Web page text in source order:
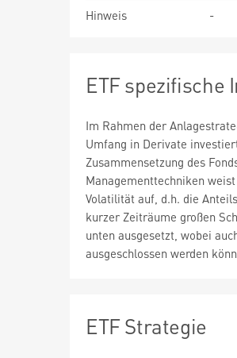
Hinweis
-
ETF spezifische
Im Rahmen der
Umfang in Derivate
Zusammensetzung des
Managementtechniken
Volatilität auf, d.h. die
kurzer Zeiträume großen
unten ausgesetzt, wobei
ausgeschlossen werden
ETF Strategie